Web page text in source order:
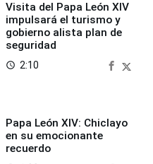
Visita del Papa León XIV
impulsará el turismo y
gobierno alista plan de
seguridad
access_time 2:10
Papa León XIV: Chiclayo
en su emocionante
recuerdo